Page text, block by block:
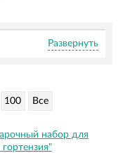
Развернуть
набор для